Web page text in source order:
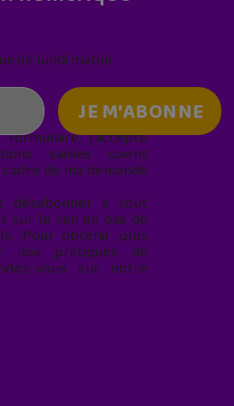
(le lundi matin)
j’accepte
saisies soient
de ma demande
désabonner à tout
sur le lien en bas de
Pour obtenir plus
nos pratiques de
vous sur notre